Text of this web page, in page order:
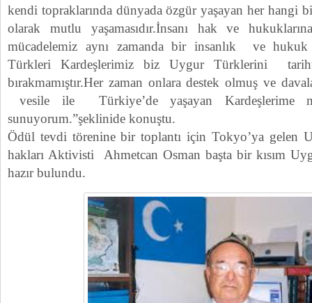
kendi topraklarında dünyada özgür yaşayan her hangi
olarak mutlu yaşamasıdır.İnsanı hak ve
mücadelemiz aynı zamanda bir insanlık ve hukuk
Türkleri Kardeşlerimiz biz Uygur Türklerini
bırakmamıştır.Her zaman onlara destek olmuş ve
vesile ile Türkiye’de yaşayan Kardeşlerime
sunuyorum.”şeklinide konuştu.
Ödül tevdi törenine bir toplantı için Tokyo’ya gelen
hakları Aktivisti Ahmetcan Osman başta bir kısım
hazır bulundu.